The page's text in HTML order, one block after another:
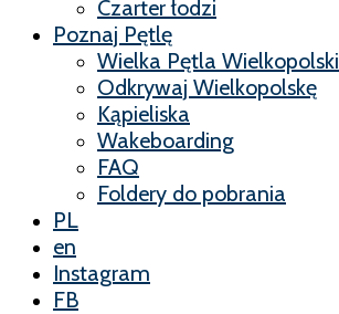
Czarter łodzi
Poznaj Pętlę
Wielka Pętla Wielkopolski
Odkrywaj Wielkopolskę
Kąpieliska
Wakeboarding
FAQ
Foldery do pobrania
PL
en
Instagram
FB